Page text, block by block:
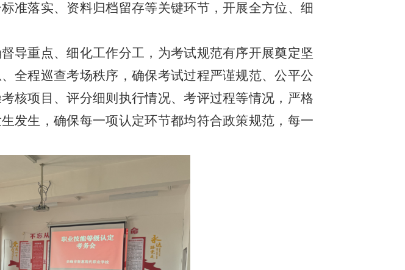
准落实、资料归档留存等关键环节，开展全方位、细
导重点、细化工作分工，为考试规范有序开展奠定坚
全程巡查考场秩序，确保考试过程严谨规范、公平公
核项目、评分细则执行情况、考评过程等情况，严格
发生，确保每一项认定环节都均符合政策规范，每一